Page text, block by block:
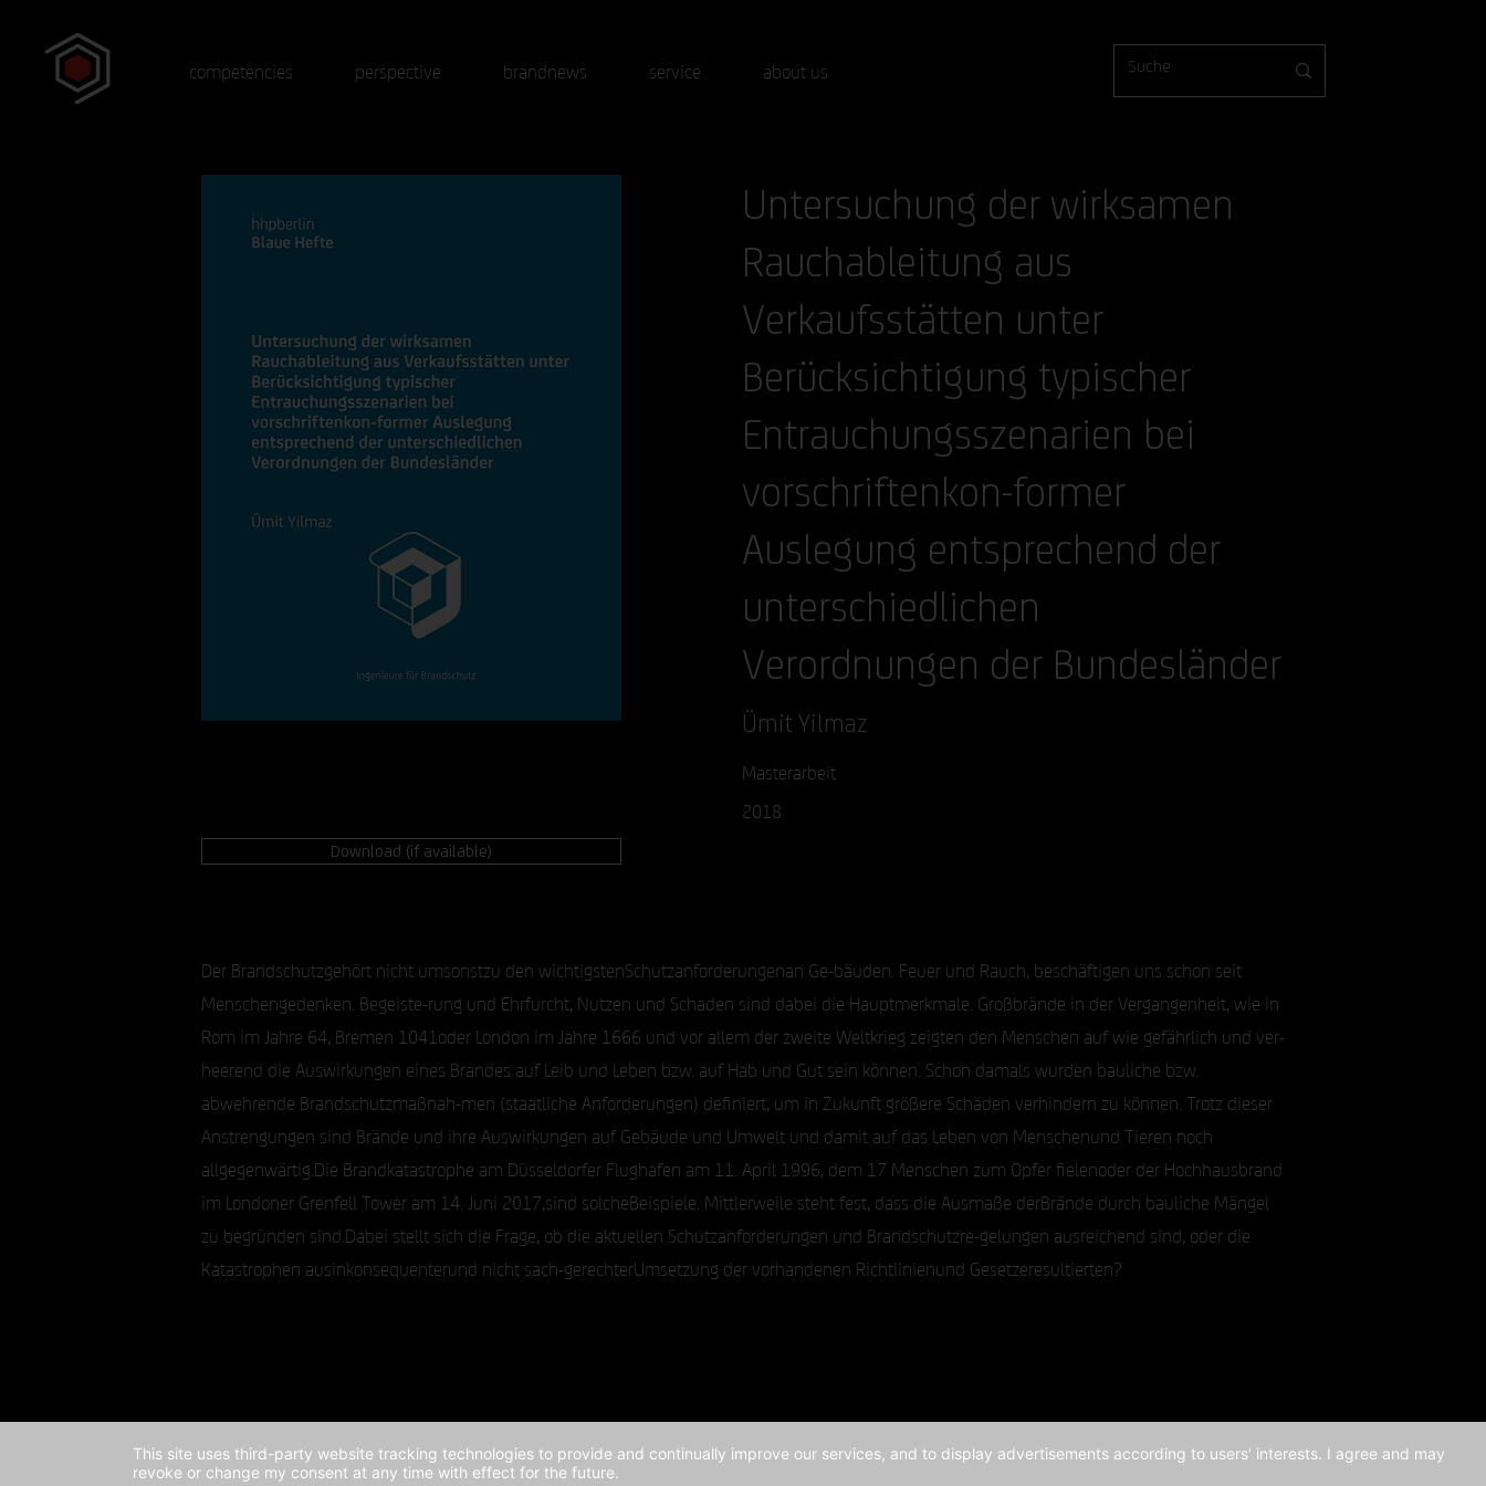
competencies perspective brandnews service about us
Untersuchung der wirksamen
Rauchableitung aus
Verkaufsstätten unter
Berücksichtigung typischer
Entrauchungsszenarien bei
vorschriftenkon-former
Auslegung entsprechend der
unterschiedlichen
Verordnungen der Bundesländer
Ümit Yilmaz
Masterarbeit
2018
Download (if available)
Der Brandschutzgehört nicht umsonstzu den wichtigstenSchutzanforderungenan Ge-bäuden. Feuer und Rauch, beschäftigen uns schon seit
Menschengedenken. Begeiste-rung und Ehrfurcht, Nutzen und Schaden sind dabei die Hauptmerkmale. Großbrände in der Vergangenheit, wie in
Rom im Jahre 64, Bremen 1041oder London im Jahre 1666 und vor allem der zweite Weltkrieg zeigten den Menschen auf wie gefährlich und ver-
heerend die Auswirkungen eines Brandes auf Leib und Leben bzw. auf Hab und Gut sein können. Schon damals wurden bauliche bzw.
abwehrende Brandschutzmaßnah-men (staatliche Anforderungen) definiert, um in Zukunft größere Schäden verhindern zu können. Trotz dieser
Anstrengungen sind Brände und ihre Auswirkungen auf Gebäude und Umwelt und damit auf das Leben von Menschenund Tieren noch
allgegenwärtig.Die Brandkatastrophe am Düsseldorfer Flughafen am 11. April 1996, dem 17 Menschen zum Opfer fielenoder der Hochhausbrand
im Londoner Grenfell Tower am 14. Juni 2017,sind solcheBeispiele. Mittlerweile steht fest, dass die Ausmaße derBrände durch bauliche Mängel
zu begründen sind.Dabei stellt sich die Frage, ob die aktuellen Schutzanforderungen und Brandschutzre-gelungen ausreichend sind, oder die
Katastrophen ausinkonsequenterund nicht sach-gerechterUmsetzung der vorhandenen Richtlinienund Gesetzeresultierten?
This site uses third-party website tracking technologies to provide and continually improve our services, and to display advertisements according to users' interests. I agree and may
revoke or change my consent at any time with effect for the future.